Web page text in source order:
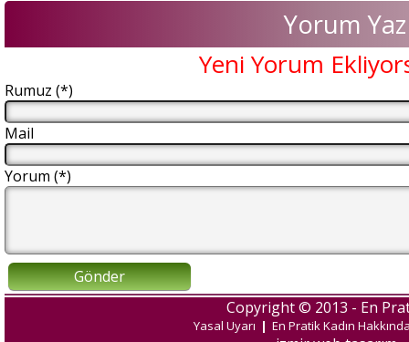
Yorum Yaz
Yeni Yorum
Rumuz (*)
Mail
Yorum (*)
Gönder
Copyright © 2013 - En
Yasal Uyarı | En Pratik Kadın